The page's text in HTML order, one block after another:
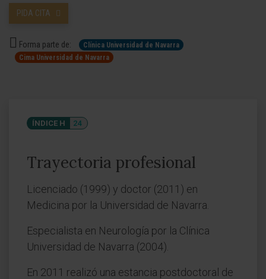
PIDA CITA
Forma parte de:
Clínica Universidad de Navarra
Cima Universidad de Navarra
ÍNDICE H 24
Trayectoria profesional
Licenciado (1999) y doctor (2011) en
Medicina por la Universidad de Navarra.
Especialista en Neurología por la Clínica
Universidad de Navarra (2004).
En 2011 realizó una estancia postdoctoral de